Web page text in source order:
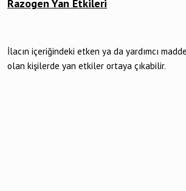
Razogen Yan Etkileri
İlacın içeriğindeki etken ya da yardımcı
olan kişilerde yan etkiler ortaya çıkabilir.